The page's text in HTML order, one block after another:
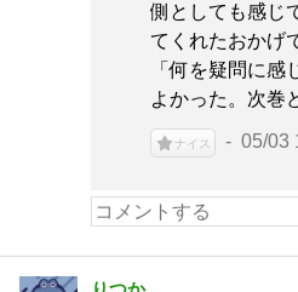
側としても感じ
てくれたおかげ
「何を疑問に感
よかった。次巻
ナイス 05/03